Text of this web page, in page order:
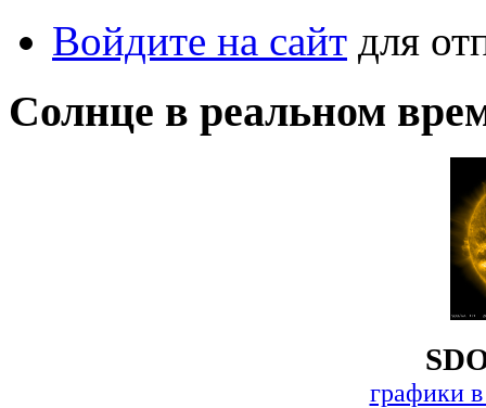
Войдите на сайт для
Солнце в реальном
графики